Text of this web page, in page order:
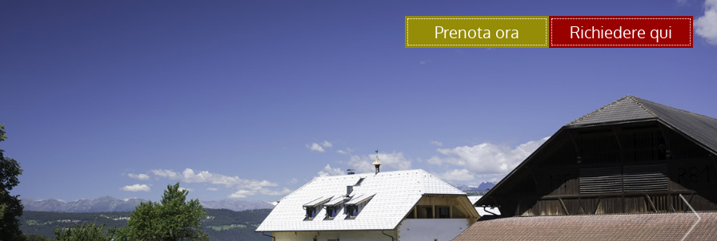
Prenota ora Richiedere qui